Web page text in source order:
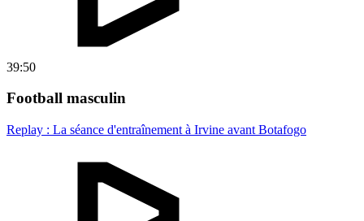
39:50
Football masculin
Replay : La séance d'entraînement à Irvine avant Botafogo